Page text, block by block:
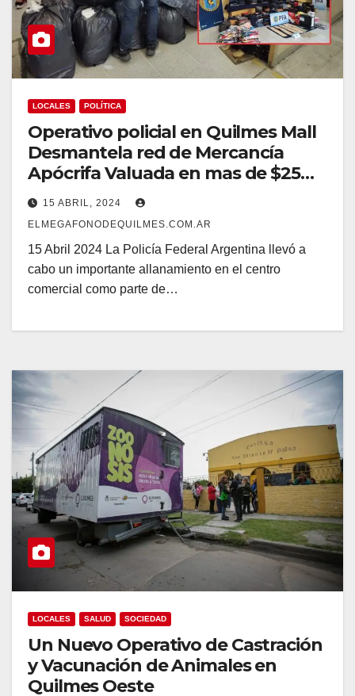
LOCALES POLÍTICA
Operativo policial en Quilmes Mall
Desmantela red de Mercancía
Apócrifa Valuada en mas de $25
Millones
15 ABRIL, 2024
ELMEGAFONODEQUILMES.COM.AR
15 Abril 2024 La Policía Federal Argentina llevó a
cabo un importante allanamiento en el centro
comercial como parte de…
LOCALES SALUD SOCIEDAD
Un Nuevo Operativo de Castración
y Vacunación de Animales en
Quilmes Oeste